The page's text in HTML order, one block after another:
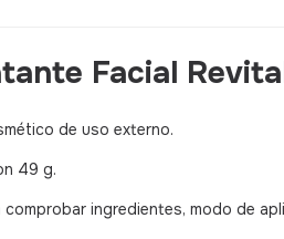
Facial
de uso externo.
49 g.
ingredientes, modo de